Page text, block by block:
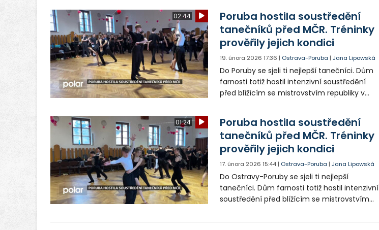
02:44
Poruba hostila soustředění
tanečníků před MČR. Tréninky
prověřily jejich kondici
19. února 2026 17:36 | Ostrava-Poruba |Jana Lipowská
Do Poruby se sjeli ti nejlepší tanečníci. Dům
farnosti totiž hostil intenzivní soustředění
před blížícím se mistrovstvím republiky v
01:24
Poruba hostila soustředění
tanečníků před MČR. Tréninky
prověřily jejich kondici
17. února 2026 15:44 | Ostrava-Poruba |Jana Lipowská
Do Ostravy-Poruby se sjeli ti nejlepší
tanečníci. Dům farnosti totiž hostil intenzivní
soustředění před blížícím se mistrovstvím